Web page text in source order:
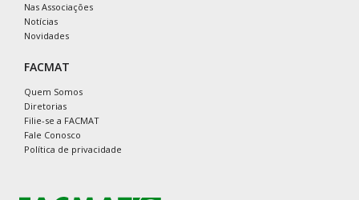
Nas Associações
Notícias
Novidades
FACMAT
Quem Somos
Diretorias
Filie-se a FACMAT
Fale Conosco
Política de privacidade